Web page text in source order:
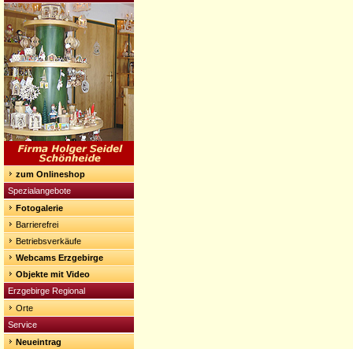
zum Onlineshop
Spezialangebote
Fotogalerie
Barrierefrei
Betriebsverkäufe
Webcams Erzgebirge
Objekte mit Video
Erzgebirge Regional
Orte
Service
Neueintrag